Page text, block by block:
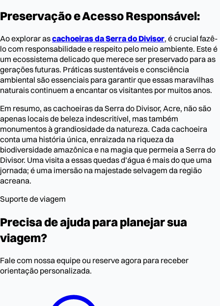
Preservação e Acesso Responsável:
Ao explorar ascachoeiras da Serra do Divisor, é crucial fazê-
lo com responsabilidade e respeito pelo meio ambiente. Este é
um ecossistema delicado que merece ser preservado para as
gerações futuras. Práticas sustentáveis e consciência
ambiental são essenciais para garantir que essas maravilhas
naturais continuem a encantar os visitantes por muitos anos.
Em resumo, as cachoeiras da Serra do Divisor, Acre, não são
apenas locais de beleza indescritível, mas também
monumentos à grandiosidade da natureza. Cada cachoeira
conta uma história única, enraizada na riqueza da
biodiversidade amazônica e na magia que permeia a Serra do
Divisor. Uma visita a essas quedas d’água é mais do que uma
jornada; é uma imersão na majestade selvagem da região
acreana.
Suporte de viagem
Precisa de ajuda para planejar sua
viagem?
Fale com nossa equipe ou reserve agora para receber
orientação personalizada.